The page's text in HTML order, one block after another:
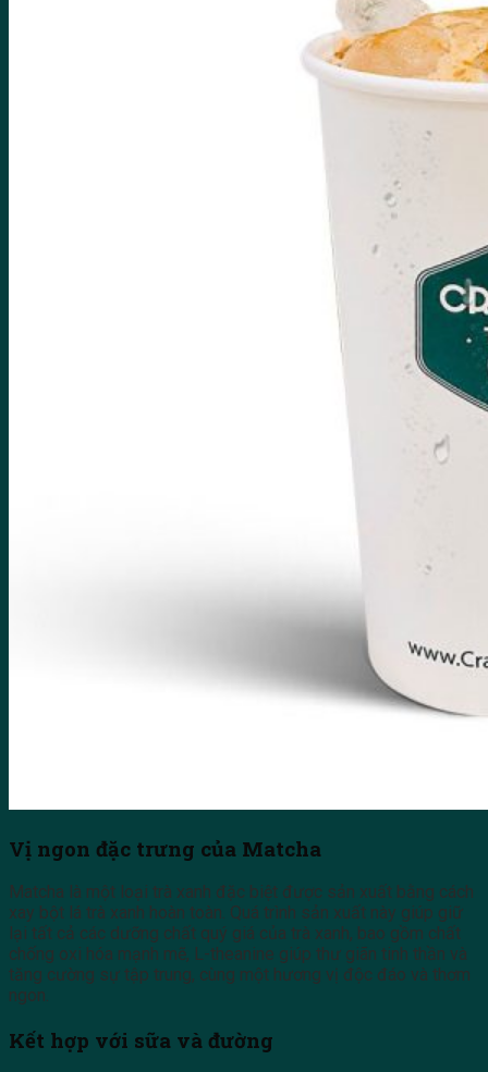
Vị ngon đặc trưng của Matcha
Matcha là một loại trà xanh đặc biệt được sản xuất bằng cách
xay bột lá trà xanh hoàn toàn. Quá trình sản xuất này giúp giữ
lại tất cả các dưỡng chất quý giá của trà xanh, bao gồm chất
chống oxi hóa mạnh mẽ, L-theanine giúp thư giãn tinh thần và
tăng cường sự tập trung, cùng một hương vị độc đáo và thơm
ngon.
Kết hợp với sữa và đường